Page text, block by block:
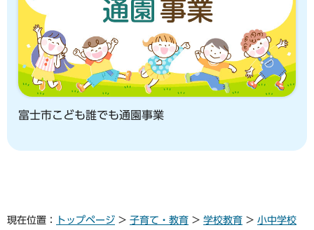
富士市こども誰でも通園事業
現在位置： トップページ > 子育て・教育 > 学校教育 > 小中学校